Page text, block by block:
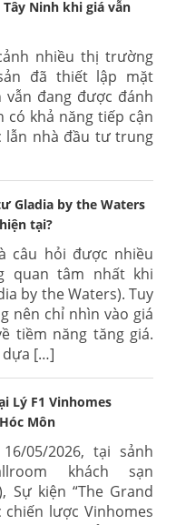
Ninh khi giá vẫn
nhiều thị trường
đã thiết lập mặt
vẫn đang được đánh
khả năng tiếp cận
nhà đầu tư trung
Gladia by the Waters
tại?
câu hỏi được nhiều
quan tâm nhất khi
by the Waters). Tuy
nên chỉ nhìn vào giá
tiềm năng tăng giá.
dựa […]
Lý F1 Vinhomes
Môn
05/2026, tại sảnh
khách sạn
Sự kiện “The Grand
chiến lược Vinhomes